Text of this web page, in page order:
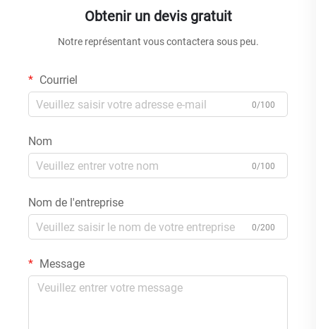
Obtenir un devis gratuit
Notre représentant vous contactera sous peu.
Courriel
0/100
Nom
0/100
Nom de l'entreprise
0/200
Message